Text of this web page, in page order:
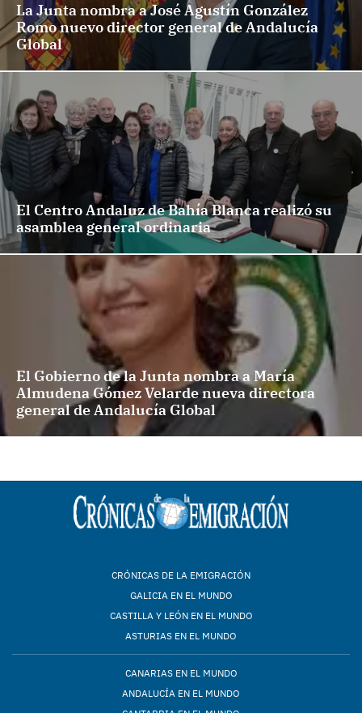
La Junta nombra a José Agustín González
Romo nuevo director general de Andalucía
Global
El Centro Andaluz de Bahía Blanca realizó su
asamblea general ordinaria
El Gobierno de la Junta nombra a María
Almudena Gómez Velarde nueva directora
general de Andalucía Global
CRÓNICAS DE LA EMIGRACIÓN
GALICIA EN EL MUNDO
CASTILLA Y LEÓN EN EL MUNDO
ASTURIAS EN EL MUNDO
CANARIAS EN EL MUNDO
ANDALUCÍA EN EL MUNDO